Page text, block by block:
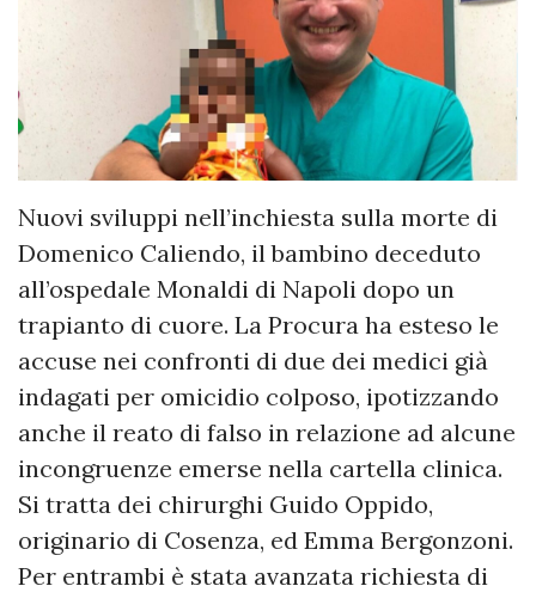
Nuovi sviluppi nell’inchiesta sulla morte di
Domenico Caliendo, il bambino deceduto
all’ospedale Monaldi di Napoli dopo un
trapianto di cuore. La Procura ha esteso le
accuse nei confronti di due dei medici già
indagati per omicidio colposo, ipotizzando
anche il reato di falso in relazione ad alcune
incongruenze emerse nella cartella clinica.
Si tratta dei chirurghi Guido Oppido,
originario di Cosenza, ed Emma Bergonzoni.
Per entrambi è stata avanzata richiesta di